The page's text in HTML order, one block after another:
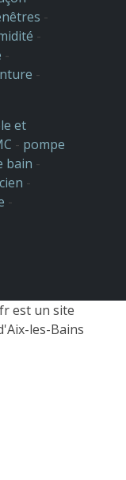
-
-
-
-
et
- pompe
bain -
-
-
est un site
les-Bains